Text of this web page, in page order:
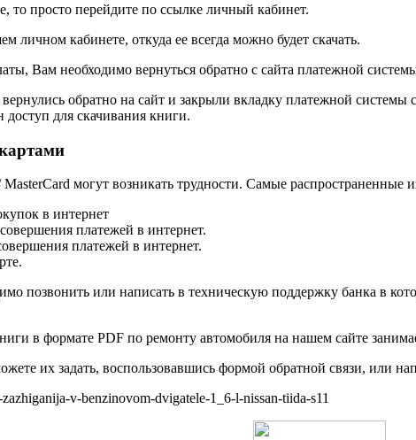
просто перейдите по ссылке личный кабинет.
личном кабинете, откуда ее всегда можно будет скачать.
Вам необходимо вернуться обратно с сайта платежной
обратно на сайт и закрыли вкладку платежной
для скачивания книги.
могут возникать трудности. Самые распространенные
в интернет
платежей в интернет.
платежей в интернет.
позвонить или написать в техническую поддержку банка в
в формате PDF по ремонту автомобиля на нашем сайте
их задать, воспользовавшись формой обратной связи, или
v-benzinovom-dvigatele-1_6-l-nissan-tiida-s11